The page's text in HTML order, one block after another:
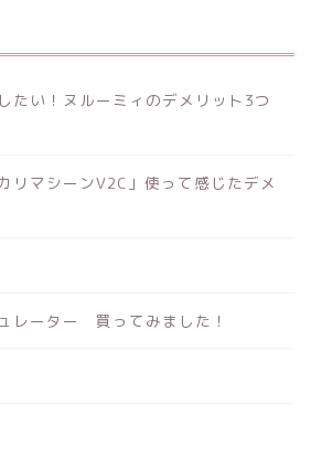
たい！ヌルーミィのデメリット3つ
リマシーンV2C」使って感じたデメ
レーター 買ってみました！